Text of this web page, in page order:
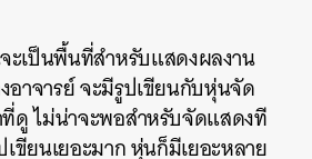
ะเป็นพื้นที่สำหรับแสดงผลงาน
อาจารย์ จะมีรูปเขียนกับหุ่นจัด
ดู ไม่น่าจะพอสำหรับจัดแสดงที
เขียนเยอะมาก หุ่นก็มีเยอะหลาย